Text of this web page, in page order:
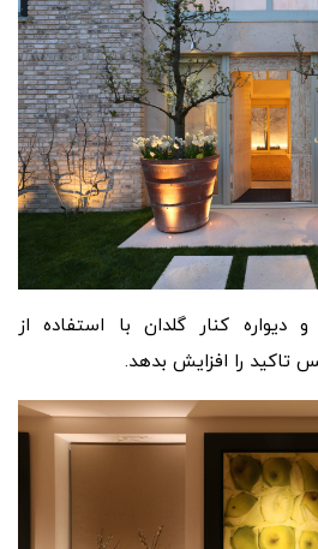
و دیواره کنار گلدان با استفاده از
تاکید را افزایش بدهد.